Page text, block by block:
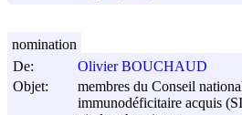
De:
Olivier BOUCHAUD
Objet:
membres du Conseil
immunodéficitaire acquis
nomination